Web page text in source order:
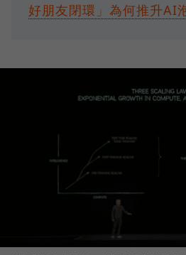
好朋友閉環」為何推升AI